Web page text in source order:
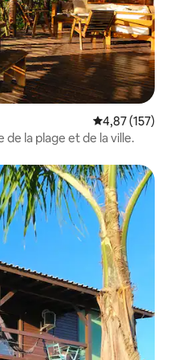
Évaluation
4,87 (157)
la plage et de la ville.
appréciés